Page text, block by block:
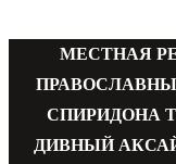
МЕСТНАЯ
СПИРИДОНА
ДИВНЫЙ